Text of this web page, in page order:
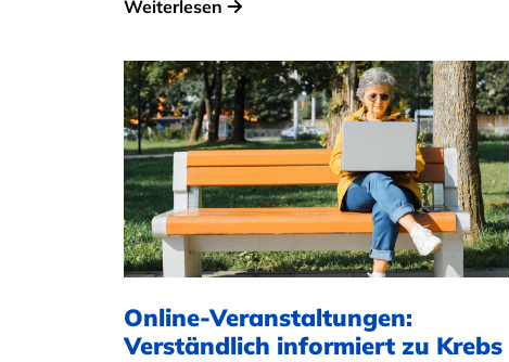
Weiterlesen
Online-Veranstaltungen:
Verständlich informiert zu Krebs